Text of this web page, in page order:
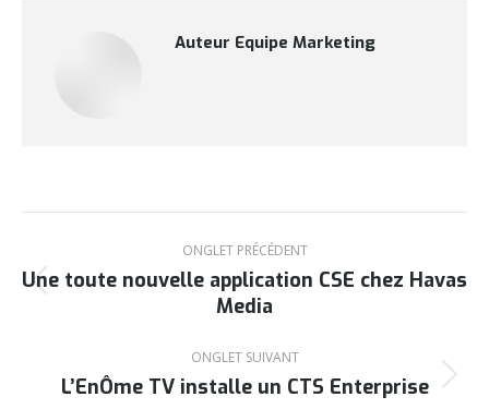
Auteur Equipe Marketing
Navigation
de
commentaire
ONGLET PRÉCÉDENT
Onglet
précédent
Une toute nouvelle application CSE chez Havas
Media
ONGLET SUIVANT
Onglet
L’EnÔme TV installe un CTS Enterprise